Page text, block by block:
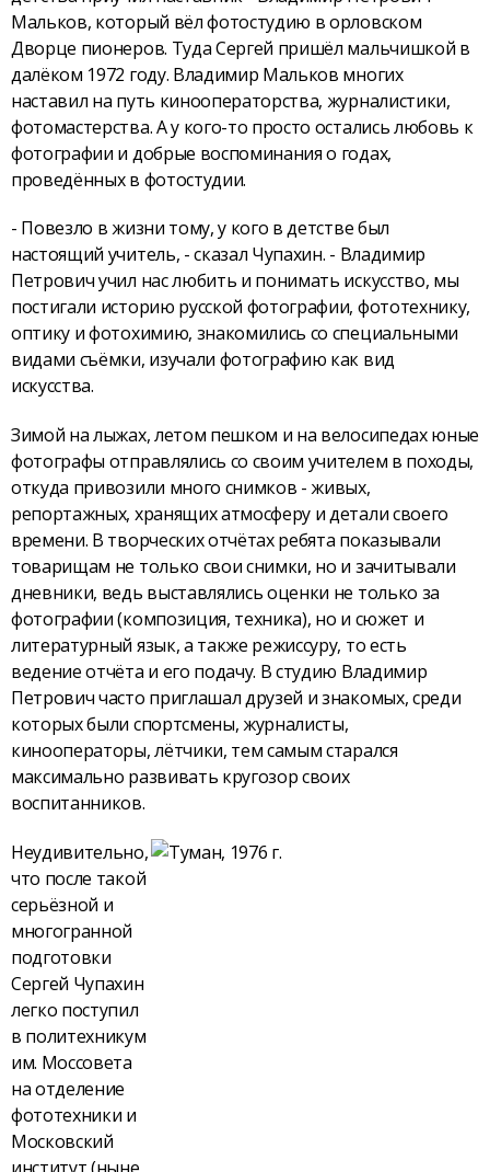
Мальков, который вёл фотостудию в орловском
Дворце пионеров. Туда Сергей пришёл мальчишкой в
далёком 1972 году. Владимир Мальков многих
наставил на путь кинооператорства, журналистики,
фотомастерства. А у кого-то просто остались любовь к
фотографии и добрые воспоминания о годах,
проведённых в фотостудии.
- Повезло в жизни тому, у кого в детстве был
настоящий учитель, - сказал Чупахин. - Владимир
Петрович учил нас любить и понимать искусство, мы
постигали историю русской фотографии, фототехнику,
оптику и фотохимию, знакомились со специальными
видами съёмки, изучали фотографию как вид
искусства.
Зимой на лыжах, летом пешком и на велосипедах юные
фотографы отправлялись со своим учителем в походы,
откуда привозили много снимков - живых,
репортажных, хранящих атмосферу и детали своего
времени. В творческих отчётах ребята показывали
товарищам не только свои снимки, но и зачитывали
дневники, ведь выставлялись оценки не только за
фотографии (композиция, техника), но и сюжет и
литературный язык, а также режиссуру, то есть
ведение отчёта и его подачу. В студию Владимир
Петрович часто приглашал друзей и знакомых, среди
которых были спортсмены, журналисты,
кинооператоры, лётчики, тем самым старался
максимально развивать кругозор своих
воспитанников.
Неудивительно,
что после такой
серьёзной и
многогранной
подготовки
Сергей Чупахин
легко поступил
в политехникум
им. Моссовета
на отделение
фототехники и
Московский